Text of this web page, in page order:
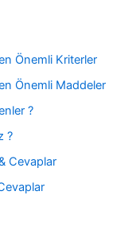
Önemli Kriterler
Önemli Maddeler
?
?
Cevaplar